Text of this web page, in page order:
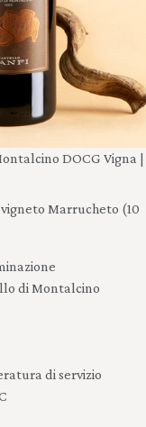
DOCG Vigna |
Marrucheto (10
di Montalcino
di servizio